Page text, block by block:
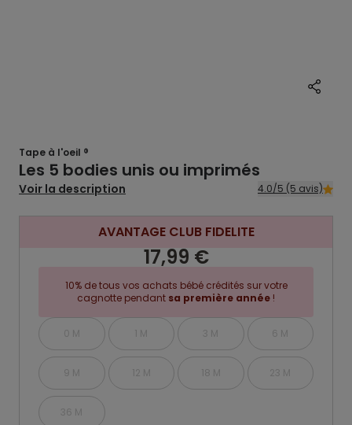
Tape à l'oeil ®
Les 5 bodies unis ou imprimés
Voir la description 4.0/5 (5 avis)
AVANTAGE CLUB FIDELITE
17,99 €
10% de tous vos achats bébé crédités sur votre
cagnotte pendant sa première année !
0 M 1 M 3 M 6 M
9 M 12 M 18 M 23 M
36 M